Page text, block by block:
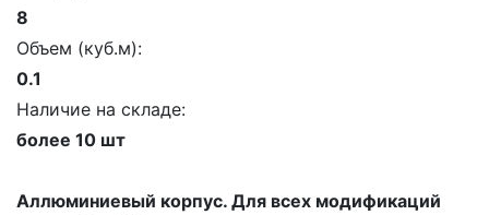
8
Объем (куб.м):
0.1
Наличие на складе:
более 10 шт
Аллюминиевый корпус. Для всех модификаций